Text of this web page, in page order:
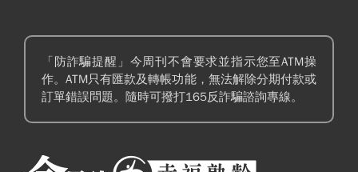
「防詐騙提醒」今周刊不會要求並指示您至ATM操
作。ATM只有匯款及轉帳功能，無法解除分期付款或
訂單錯誤問題。隨時可撥打165反詐騙諮詢專線。